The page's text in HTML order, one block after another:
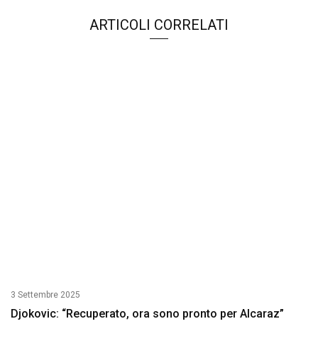
ARTICOLI CORRELATI
3 Settembre 2025
Djokovic: “Recuperato, ora sono pronto per Alcaraz”